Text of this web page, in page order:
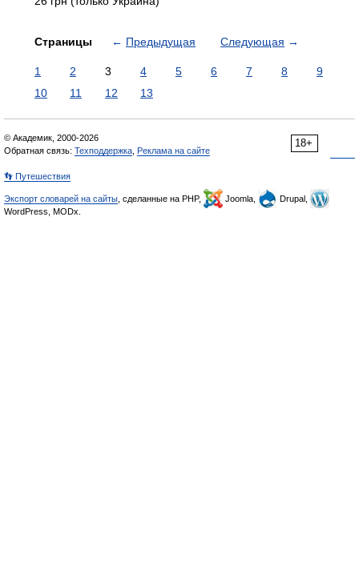
Страницы ← Предыдущая Следующая →
1 2 3 4 5 6 7 8
9
10
11 12 13
18+
© Академик, 2000-2026
Обратная связь: Техподдержка Реклама на сайте
👣 Путешествия
Экспорт словарей на сайты , сделанные на PHP, Joomla,
Drupal,
WordPress, MODx.